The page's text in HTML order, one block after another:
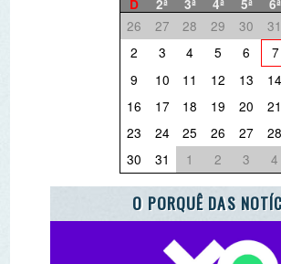
O QUE QUER DEITAR FORA?
PARCEIRO ESCOLA AZUL